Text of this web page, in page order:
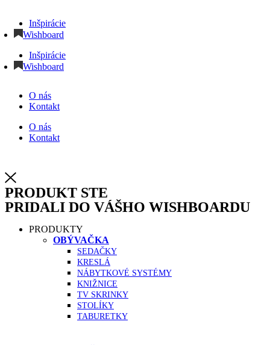
Inšpirácie
Wishboard
Inšpirácie
Wishboard
O nás
Kontakt
O nás
Kontakt
PRODUKT STE
PRIDALI DO VÁŠHO WISHBOARDU
PRODUKTY
OBÝVAČKA
SEDAČKY
KRESLÁ
NÁBYTKOVÉ SYSTÉMY
KNIŽNICE
TV SKRINKY
STOLÍKY
TABURETKY